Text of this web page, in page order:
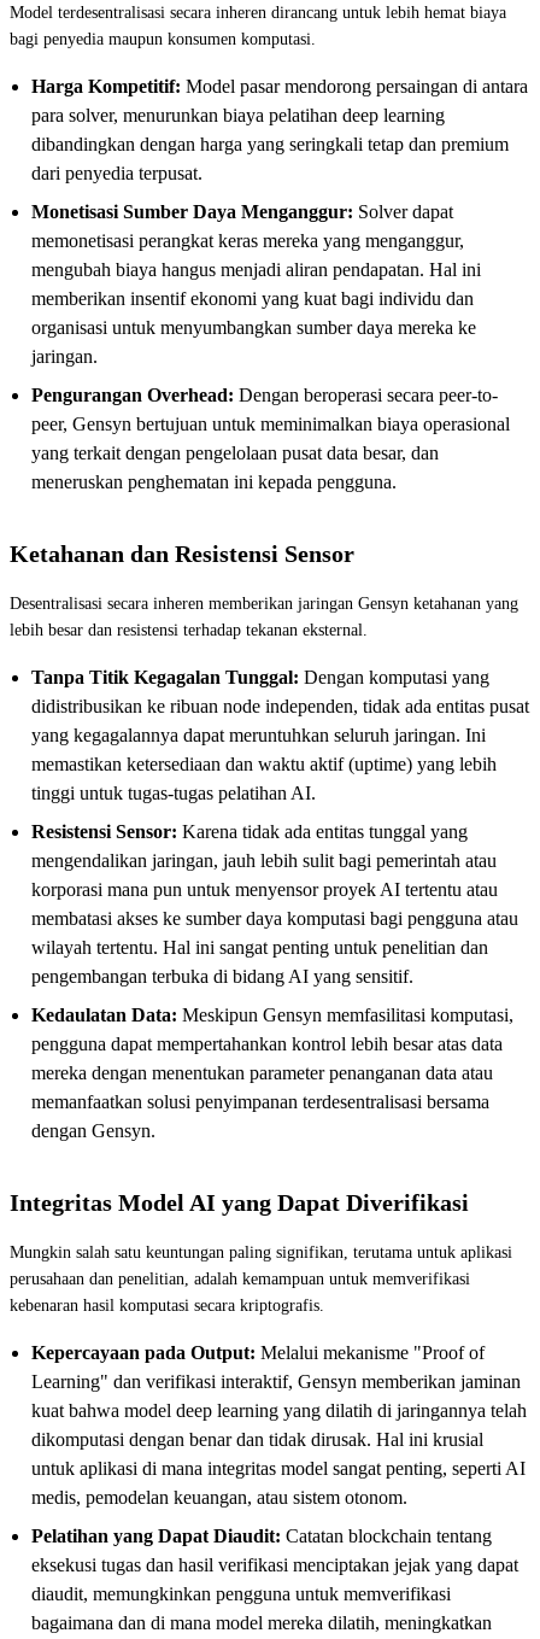
Model terdesentralisasi secara inheren dirancang untuk lebih hemat biaya
bagi penyedia maupun konsumen komputasi.
Harga Kompetitif: Model pasar mendorong persaingan di antara
para solver, menurunkan biaya pelatihan deep learning
dibandingkan dengan harga yang seringkali tetap dan premium
dari penyedia terpusat.
Monetisasi Sumber Daya Menganggur: Solver dapat
memonetisasi perangkat keras mereka yang menganggur,
mengubah biaya hangus menjadi aliran pendapatan. Hal ini
memberikan insentif ekonomi yang kuat bagi individu dan
organisasi untuk menyumbangkan sumber daya mereka ke
jaringan.
Pengurangan Overhead: Dengan beroperasi secara peer-to-
peer, Gensyn bertujuan untuk meminimalkan biaya operasional
yang terkait dengan pengelolaan pusat data besar, dan
meneruskan penghematan ini kepada pengguna.
Ketahanan dan Resistensi Sensor
Desentralisasi secara inheren memberikan jaringan Gensyn ketahanan yang
lebih besar dan resistensi terhadap tekanan eksternal.
Tanpa Titik Kegagalan Tunggal: Dengan komputasi yang
didistribusikan ke ribuan node independen, tidak ada entitas pusat
yang kegagalannya dapat meruntuhkan seluruh jaringan. Ini
memastikan ketersediaan dan waktu aktif (uptime) yang lebih
tinggi untuk tugas-tugas pelatihan AI.
Resistensi Sensor: Karena tidak ada entitas tunggal yang
mengendalikan jaringan, jauh lebih sulit bagi pemerintah atau
korporasi mana pun untuk menyensor proyek AI tertentu atau
membatasi akses ke sumber daya komputasi bagi pengguna atau
wilayah tertentu. Hal ini sangat penting untuk penelitian dan
pengembangan terbuka di bidang AI yang sensitif.
Kedaulatan Data: Meskipun Gensyn memfasilitasi komputasi,
pengguna dapat mempertahankan kontrol lebih besar atas data
mereka dengan menentukan parameter penanganan data atau
memanfaatkan solusi penyimpanan terdesentralisasi bersama
dengan Gensyn.
Integritas Model AI yang Dapat Diverifikasi
Mungkin salah satu keuntungan paling signifikan, terutama untuk aplikasi
perusahaan dan penelitian, adalah kemampuan untuk memverifikasi
kebenaran hasil komputasi secara kriptografis.
Kepercayaan pada Output: Melalui mekanisme "Proof of
Learning" dan verifikasi interaktif, Gensyn memberikan jaminan
kuat bahwa model deep learning yang dilatih di jaringannya telah
dikomputasi dengan benar dan tidak dirusak. Hal ini krusial
untuk aplikasi di mana integritas model sangat penting, seperti AI
medis, pemodelan keuangan, atau sistem otonom.
Pelatihan yang Dapat Diaudit: Catatan blockchain tentang
eksekusi tugas dan hasil verifikasi menciptakan jejak yang dapat
diaudit, memungkinkan pengguna untuk memverifikasi
bagaimana dan di mana model mereka dilatih, meningkatkan